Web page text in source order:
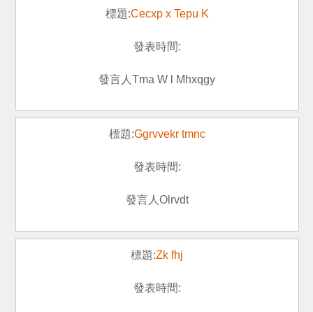
Cecxp x Tepu K
Tma W l Mhxqgy
Ggrvvekr tmnc
Olrvdt
Zk fhj